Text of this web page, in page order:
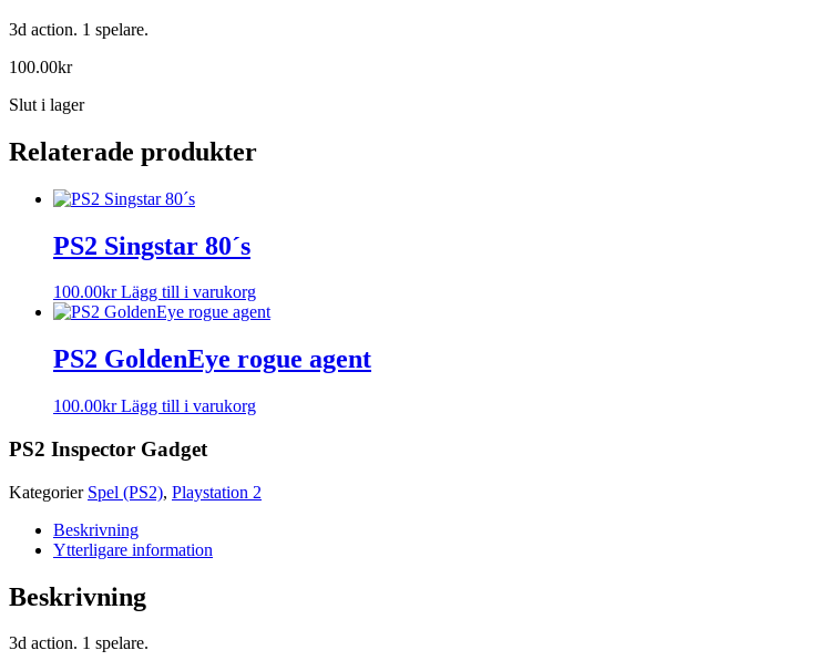
3d action. 1 spelare.
100.00kr
Slut i lager
Relaterade produkter
PS2 Singstar 80´s
100.00kr Lägg till i varukorg
PS2 GoldenEye rogue agent
100.00kr Lägg till i varukorg
PS2 Inspector Gadget
Kategorier Spel (PS2), Playstation 2
Beskrivning
Ytterligare information
Beskrivning
3d action. 1 spelare.